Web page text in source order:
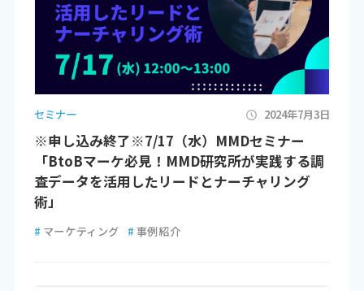
セミナー 2024年7月3日
※申し込み終了※7/17（水）MMDセミナー
「BtoBマーケ必見！MMD研究所が実践する調
査データを活用したリードとナーチャリング
術」
# マーケティング # 事例紹介